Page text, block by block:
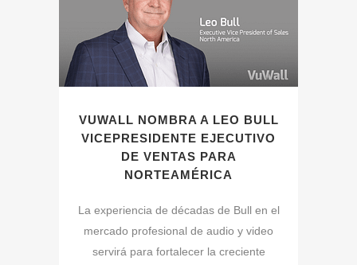
VUWALL NOMBRA A LEO BULL
VICEPRESIDENTE EJECUTIVO
DE VENTAS PARA
NORTEAMÉRICA
La experiencia de décadas de Bull en el
mercado profesional de audio y video
servirá para fortalecer la creciente